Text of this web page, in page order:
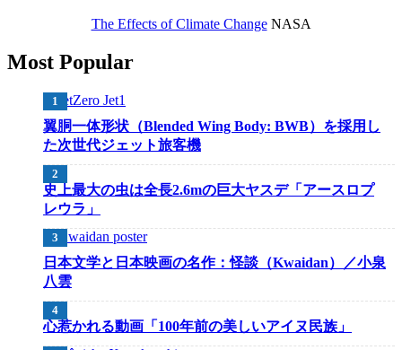
The Effects of Climate ChangeNASA
Most Popular
翼胴一体形状（Blended Wing Body: BWB）を採用し
た次世代ジェット旅客機
史上最大の虫は全長2.6mの巨大ヤスデ「アースロプ
レウラ」
日本文学と日本映画の名作：怪談（Kwaidan）／小泉
八雲
心惹かれる動画「100年前の美しいアイヌ民族」